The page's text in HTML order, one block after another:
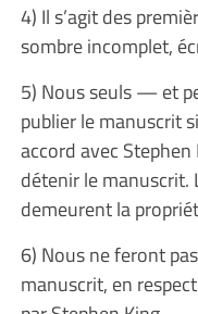
4) Il s’agit des
sombre incomplet,
5) Nous seuls — et
publier le manuscrit
accord avec Stephen
détenir le manuscrit.
demeurent la
6) Nous ne feront
manuscrit, en